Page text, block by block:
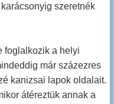
szeretnék
foglalkozik a helyi
már százezres
kanizsai lapok oldalait.
átéreztük annak a